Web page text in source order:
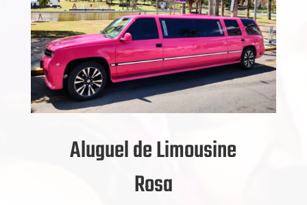
Aluguel de Limousine
Rosa